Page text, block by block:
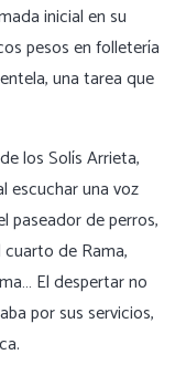
inicial en su
pesos en folletería
una tarea que
los Solís Arrieta,
escuchar una voz
paseador de perros,
de Rama,
El despertar no
por sus servicios,